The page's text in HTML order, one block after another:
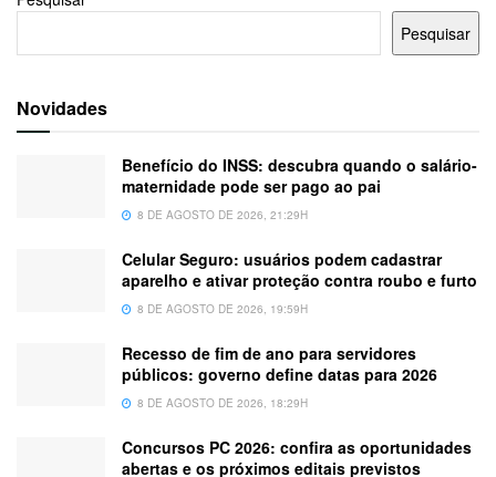
Pesquisar
Novidades
Benefício do INSS: descubra quando o salário-
maternidade pode ser pago ao pai
8 DE AGOSTO DE 2026, 21:29H
Celular Seguro: usuários podem cadastrar
aparelho e ativar proteção contra roubo e furto
8 DE AGOSTO DE 2026, 19:59H
Recesso de fim de ano para servidores
públicos: governo define datas para 2026
8 DE AGOSTO DE 2026, 18:29H
Concursos PC 2026: confira as oportunidades
abertas e os próximos editais previstos